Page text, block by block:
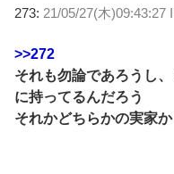
273: 21/05/27(木)09:43:27
>>272
それも勿論であろうし
に持ってるんだろう
それかどちらかの実家